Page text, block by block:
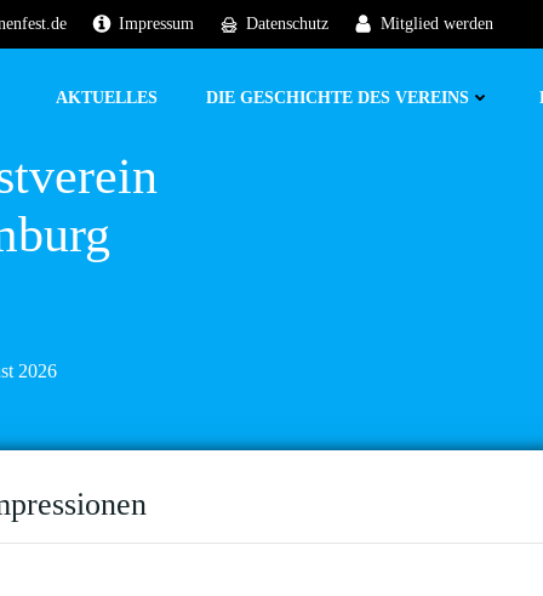
Impressum Datenschutz Mitglied werden
AKTUELLES DIE GESCHICHTE DES VEREINS
2026